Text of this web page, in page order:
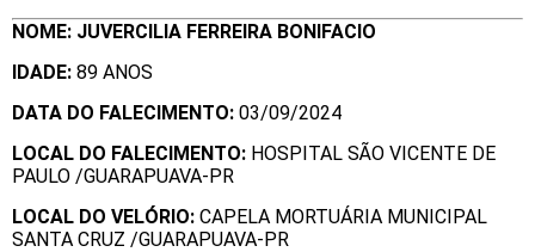
NOME: JUVERCILIA FERREIRA BONIFACIO
IDADE: 89 ANOS
DATA DO FALECIMENTO: 03/09/2024
LOCAL DO FALECIMENTO: HOSPITAL SÃO VICENTE DE
PAULO /GUARAPUAVA-PR
LOCAL DO VELÓRIO: CAPELA MORTUÁRIA MUNICIPAL
SANTA CRUZ /GUARAPUAVA-PR